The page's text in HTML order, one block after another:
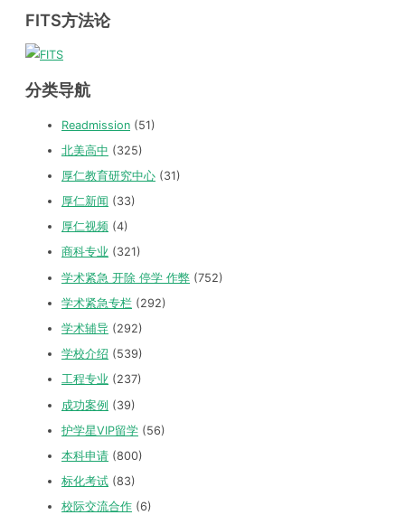
FITS方法论
分类导航
Readmission (51)
北美高中 (325)
厚仁教育研究中心 (31)
厚仁新闻 (33)
厚仁视频 (4)
商科专业 (321)
学术紧急 开除 停学 作弊 (752)
学术紧急专栏 (292)
学术辅导 (292)
学校介绍 (539)
工程专业 (237)
成功案例 (39)
护学星VIP留学 (56)
本科申请 (800)
标化考试 (83)
校际交流合作 (6)